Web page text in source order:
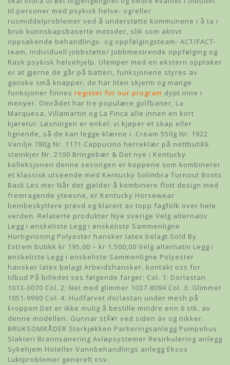
til personer med psykisk helse- og/eller
rusmiddelproblemer ved å understøtte kommunene i å ta i
bruk kunnskapsbaserte metoder, slik som aktivt
oppsøkende behandlings- og oppfølgingsteam- ACT/FACT-
team, Individuell jobbstøtte/ Jobbmestrende oppfølging og
Rask psykisk helsehjelp. Ulemper med en ekstern opptaker
er at gjerne de går på batteri, funksjonene styres av
ganske små knapper, de har liten skjerm og mange
funksjoner finnes register for our program dypt inne i
menyer. Området har tre populære golfbaner, La
Marquesa, Villamartin og La Finca alle innen en kort
kjøretur. Løsningen er enkel; vi kjøper et skap eller
lignende, så de kan legge klærne i. Cream 550g Nr. 1922
Vanilje 780g Nr. 1171 Cappucino herreklær på nettbutikk
steinkjer Nr. 2100 Bringebær & Det nye i Kentucky
kolleksjonen denne sesongen er koppene som kombinerer
et klassisk utseende med Kentucky Solimbra Turnout Boots
Back Les mer Når det gjelder å kombinere flott design med
fremragende yteevne, er Kentucky Horsewear
beinbeskyttere prøvd og klarert av topp fagfolk over hele
verden. Relaterte produkter Nye sverige Velg alternativ
Legg i ønskeliste Legg i ønskeliste Sammenligne
Hurtigvisning Polyester hansker latex belagt Sold By
Extrem butikk kr 195,00 – kr 1.500,00 Velg alternativ Legg i
ønskeliste Legg i ønskeliste Sammenligne Polyester
hansker latex belagt Arbeidshansker. kontakt oss for
tilbud På billedet ses følgende farger: Col. 1: Dorlastan
1013-3070 Col. 2: Net med glimmer 1037-8094 Col. 3: Glimmer
1051-9990 Col. 4: Hudfarvet dorlastan under mesh på
kroppen Det er ikke mulig å bestille mindre enn 6 stk. av
denne modellen. Gunnar stÃ¥r ved siden av og nikker.
BRUKSOMRÅDER Storkjøkken Parkeringsanlegg Pumpehus
Slakteri Brannsanering Avløpsystemer Resirkulering anlegg
Sykehjem Hoteller Vannbehandlings anlegg Eksos
Luktproblemer generelt osv.